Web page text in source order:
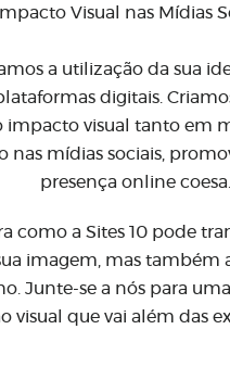
Impacto Visual nas Mídias
a utilização da sua
digitais.
impacto visual tanto em
nas mídias sociais,
presença online coesa.
como a Sites 10 pode
imagem, mas também
Junte-se a nós para
visual que vai além das